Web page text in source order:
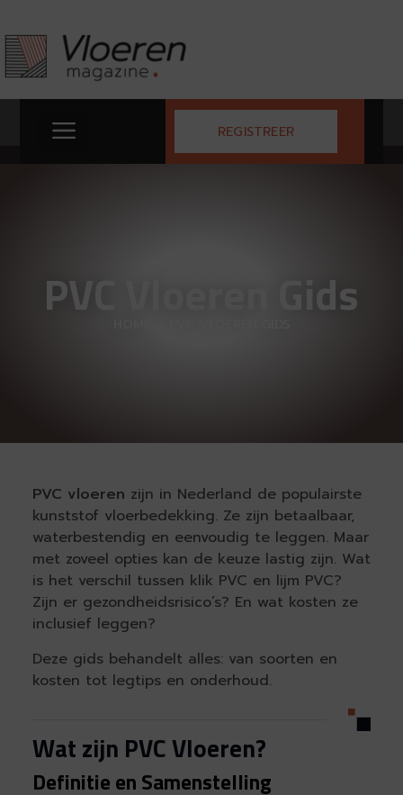
REGISTREER
PVC Vloeren Gids
PVC vloeren zijn in Nederland de populairste
kunststof vloerbedekking. Ze zijn betaalbaar,
waterbestendig en eenvoudig te leggen. Maar
met zoveel opties kan de keuze lastig zijn. Wat
is het verschil tussen klik PVC en lijm PVC?
Zijn er gezondheidsrisico’s? En wat kosten ze
inclusief leggen?
Deze gids behandelt alles: van soorten en
kosten tot legtips en onderhoud.
Wat zijn PVC Vloeren?
Definitie en Samenstelling